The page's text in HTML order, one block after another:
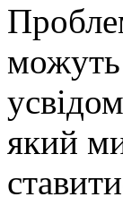
який